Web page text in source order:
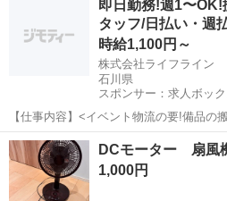
即日勤務!週1〜
タッフ/日払い・週
時給1,100円～
株式会社ライフライン
石川県
スポンサー：求人ボック
【仕事内容】<イベント物流の要!備品の
きたイベント機材や備品を会場内に運び
ラックへ積み込んだり(搬出)するお仕事
・接客なし&裏方作業!モクモ...
アルバイト・パート
DCモーター 扇風
1,000円